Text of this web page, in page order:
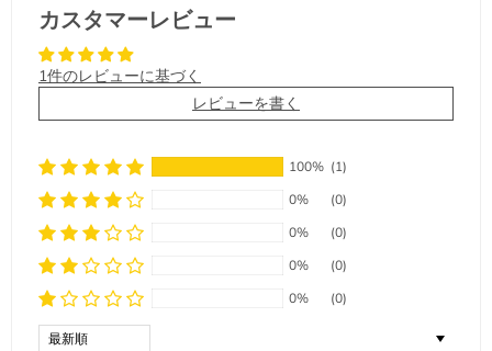
カスタマーレビュー
1件のレビューに基づく
レビューを書く
100% (1)
0%
(0)
0%
(0)
0%
(0)
0%
(0)
Sort by